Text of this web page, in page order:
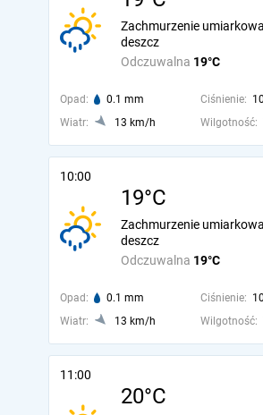
Odczuwalna 19°C
Zachmurzenie
deszcz
Opad: 0.1 mm Ciśnienie:
Wiatr:
13 km/h Wilgotność:
10:00
19°C
Odczuwalna 19°C
Zachmurzenie
deszcz
Opad: 0.1 mm Ciśnienie:
Wiatr:
13 km/h Wilgotność:
11:00
20°C